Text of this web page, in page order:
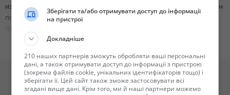
изготовленные из импортной итальянской трубы и укомплектован
полиуретановыми уплотнениями.
Гидроцилиндры Кмаз 3-х, 4-х, 5-х, 6-ти штоковые: 55102, 5511, 55111,
грузоподъемностью от 8 до 25 тонн новые и после ремонта.
Гидроцилиндр Маз 3-х, 5-х штоковые: 5551, 503а, 5516, 55165, 6501,
Зберігати та/або отримувати доступ до інформації
на пристрої
Докладніше
210 наших партнерів зможуть обробляти ваші персональні
дані, а також отримувати доступ до інформації з пристрою
(зокрема файлів cookie, унікальних ідентифікаторів тощо) і
зберігати її. Цей сайт також зможе застосовувати всі
згадані вище дані. Крім того, ми й наші партнери можемо